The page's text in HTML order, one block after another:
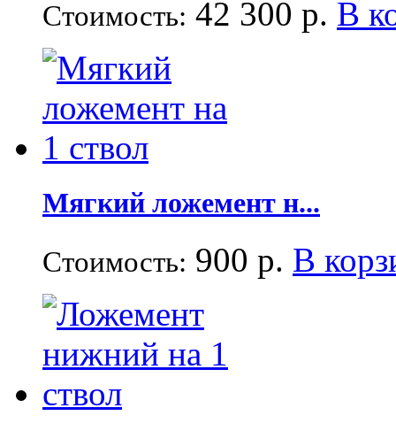
Стоимость: 42 300 р. В
Мягкий ложемент н...
Стоимость: 900 р. В